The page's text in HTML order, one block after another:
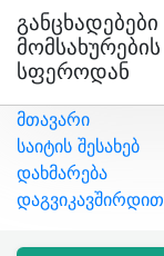
Განცხადებები
Მომსახურების
Სფეროდან
მთავარი
საიტის შესახებ
დახმარება
დაგვიკავშირდით